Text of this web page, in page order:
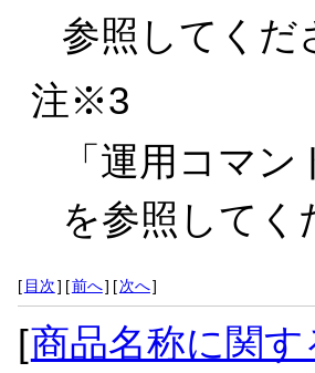
参照してくだ
注※3
「 運用コマン
を参照してく
[ 目次] [前へ] [次へ]
[商品名称に関す